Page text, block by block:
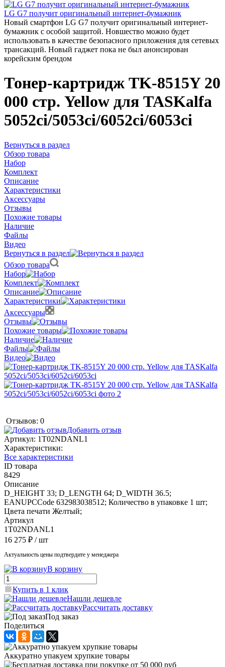
LG G7 получит оригинальный интернет-бумажник
Новый смартфон LG G7 получит оригинальный интернет-
бумажник с особой защитой. Новшество можно будет
использовать в качестве безопасного приложения для сетевых
трансакций. Новый гаджет пока не был анонсирован
корейским брендом
Тонер-картридж TK-8515Y 20
000 стр. Yellow для TASKalfa
5052ci/5053ci/6052ci/6053ci
Вернуться в раздел
Обзор товара
Набор
Комплект
Описание
Характеристики
Аксессуары
Отзывы
Похожие товары
Наличие
Файлы
Видео
Вернуться в раздел
Обзор товара
Набор
Комплект
Описание
Характеристики
Аксессуары
Отзывы
Похожие товары
Наличие
Файлы
Видео
Отзывов: 0
Добавить отзыв
Артикул: 1T02NDANL1
Характеристики:
Все характеристики
ID товара
8429
Описание
D_HEIGHT 33; D_LENGTH 64; D_WIDTH 36.5;
EANUPCCode 632983038512; Количество в упаковке 1 шт;
Цвета печати Желтый;
Артикул
1T02NDANL1
16 275 ₽ / шт
Актуальность цены подтвердите у менеджера
В корзину
Купить в 1 клик
Нашли дешевле
Рассчитать доставку
Под заказ
Поделиться
Аккуратно упакуем хрупкие товары